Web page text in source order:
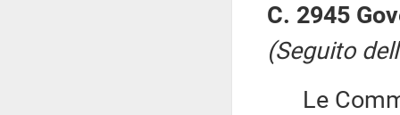
C. 2945
(Seguito
Le